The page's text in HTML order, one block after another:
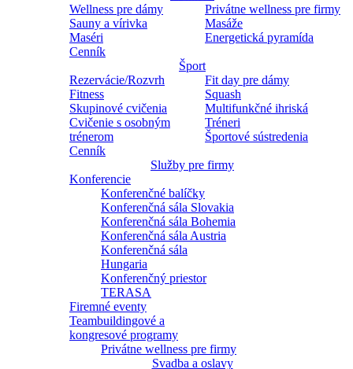
Wellness pre dámy
Privátne wellness pre firmy
Sauny a vírivka
Masáže
Maséri
Energetická pyramída
Cenník
Šport
Rezervácie/Rozvrh
Fit day pre dámy
Fitness
Squash
Skupinové cvičenia
Multifunkčné ihriská
Cvičenie s osobným
trénerom
Tréneri
Športové sústredenia
Cenník
Služby pre firmy
Konferencie
Konferenčné balíčky
Konferenčná sála Slovakia
Konferenčná sála Bohemia
Konferenčná sála Austria
Konferenčná sála
Hungaria
Konferenčný priestor
TERASA
Firemné eventy
Teambuildingové a
kongresové programy
Privátne wellness pre firmy
Svadba a oslavy